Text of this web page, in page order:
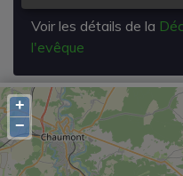
Voir les détails de la
l'evêque
+
−